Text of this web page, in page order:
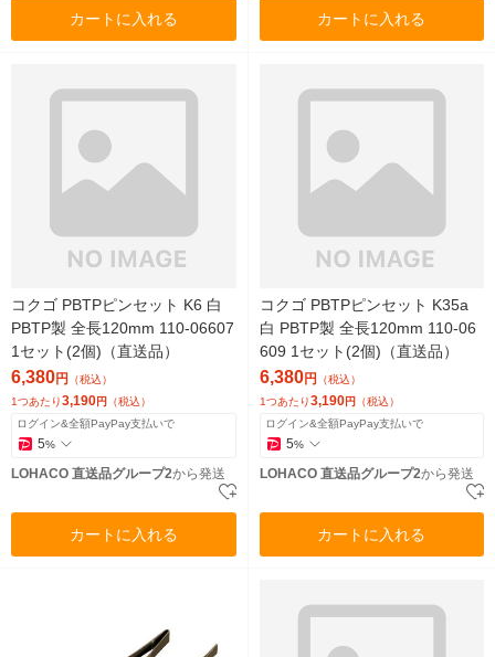
カートに入れる カートに入れる
コクゴ PBTPピンセット K6 白
PBTP製 全長120mm 110-06607
1セット(2個)（直送品）
6,380円
（税込）
1つあたり3,190円 （税込）
ログイン&全額PayPay支払いで
5%
LOHACO 直送品グループ2から発送
カートに入れる
コクゴ PBTPピンセット K35a
白 PBTP製 全長120mm 110-06
609 1セット(2個)（直送品）
6,380円
（税込）
1つあたり3,190円 （税込）
ログイン&全額PayPay支払いで
5%
LOHACO 直送品グループ2から発送
カートに入れる